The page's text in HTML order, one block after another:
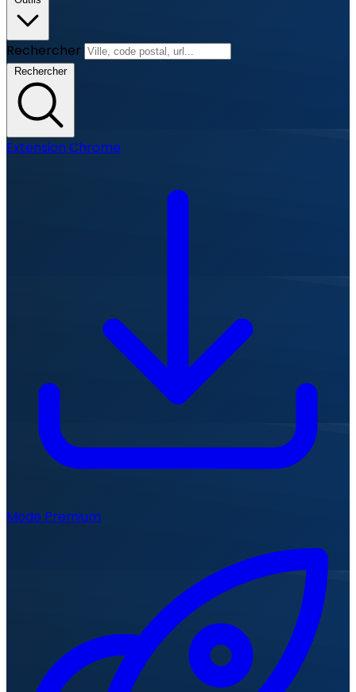
Rechercher
Rechercher
Extension Chrome
Mode Premium